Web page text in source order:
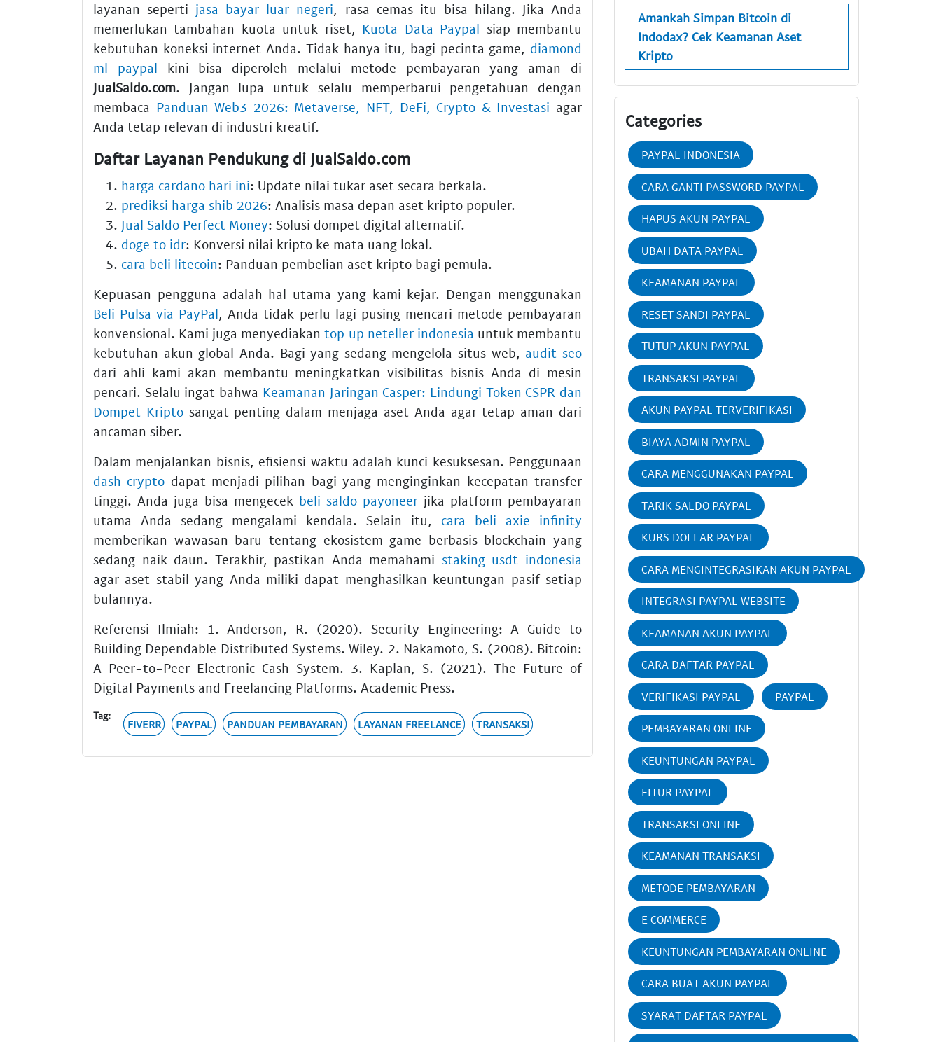
layanan seperti jasa bayar luar negeri, rasa cemas itu bisa hilang. Jika Anda
memerlukan tambahan kuota untuk riset, Kuota Data Paypal siap membantu
kebutuhan koneksi internet Anda. Tidak hanya itu, bagi pecinta game, diamond
ml paypal kini bisa diperoleh melalui metode pembayaran yang aman di
JualSaldo.com. Jangan lupa untuk selalu memperbarui pengetahuan dengan
membaca Panduan Web3 2026: Metaverse, NFT, DeFi, Crypto & Investasi agar
Anda tetap relevan di industri kreatif.
Daftar Layanan Pendukung di JualSaldo.com
harga cardano hari ini: Update nilai tukar aset secara berkala.
prediksi harga shib 2026: Analisis masa depan aset kripto populer.
Jual Saldo Perfect Money: Solusi dompet digital alternatif.
doge to idr: Konversi nilai kripto ke mata uang lokal.
cara beli litecoin: Panduan pembelian aset kripto bagi pemula.
Kepuasan pengguna adalah hal utama yang kami kejar. Dengan menggunakan
Beli Pulsa via PayPal , Anda tidak perlu lagi pusing mencari metode pembayaran
konvensional. Kami juga menyediakantop up neteller indonesia untuk membantu
kebutuhan akun global Anda. Bagi yang sedang mengelola situs web, audit seo
dari ahli kami akan membantu meningkatkan visibilitas bisnis Anda di mesin
pencari. Selalu ingat bahwa Keamanan Jaringan Casper: Lindungi Token CSPR dan
Dompet Kriptosangat penting dalam menjaga aset Anda agar tetap aman dari
ancaman siber.
Dalam menjalankan bisnis, efisiensi waktu adalah kunci kesuksesan. Penggunaan
dash crypto dapat menjadi pilihan bagi yang menginginkan kecepatan transfer
tinggi. Anda juga bisa mengecek beli saldo payoneer jika platform pembayaran
utama Anda sedang mengalami kendala. Selain itu, cara beli axie infinity
memberikan wawasan baru tentang ekosistem game berbasis blockchain yang
sedang naik daun. Terakhir, pastikan Anda memahami staking usdt indonesia
agar aset stabil yang Anda miliki dapat menghasilkan keuntungan pasif setiap
bulannya.
Referensi Ilmiah: 1. Anderson, R. (2020). Security Engineering: A Guide to
Building Dependable Distributed Systems. Wiley. 2. Nakamoto, S. (2008). Bitcoin:
A Peer-to-Peer Electronic Cash System. 3. Kaplan, S. (2021). The Future of
Digital Payments and Freelancing Platforms. Academic Press.
Tag:
FIVERR PAYPAL PANDUAN PEMBAYARAN LAYANAN FREELANCE TRANSAKSI
Amankah Simpan Bitcoin di
Indodax? Cek Keamanan Aset
Kripto
Categories
PAYPAL INDONESIA
CARA GANTI PASSWORD PAYPAL
HAPUS AKUN PAYPAL
UBAH DATA PAYPAL
KEAMANAN PAYPAL
RESET SANDI PAYPAL
TUTUP AKUN PAYPAL
TRANSAKSI PAYPAL
AKUN PAYPAL TERVERIFIKASI
BIAYA ADMIN PAYPAL
CARA MENGGUNAKAN PAYPAL
TARIK SALDO PAYPAL
KURS DOLLAR PAYPAL
CARA MENGINTEGRASIKAN AKUN PAYPAL
INTEGRASI PAYPAL WEBSITE
KEAMANAN AKUN PAYPAL
CARA DAFTAR PAYPAL
VERIFIKASI PAYPAL PAYPAL
PEMBAYARAN ONLINE
KEUNTUNGAN PAYPAL
FITUR PAYPAL
TRANSAKSI ONLINE
KEAMANAN TRANSAKSI
METODE PEMBAYARAN
E COMMERCE
KEUNTUNGAN PEMBAYARAN ONLINE
CARA BUAT AKUN PAYPAL
SYARAT DAFTAR PAYPAL